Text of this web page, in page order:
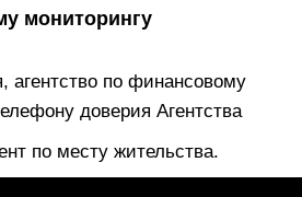
мониторингу
агентство по финансовому
доверия Агентства
по месту жительства.